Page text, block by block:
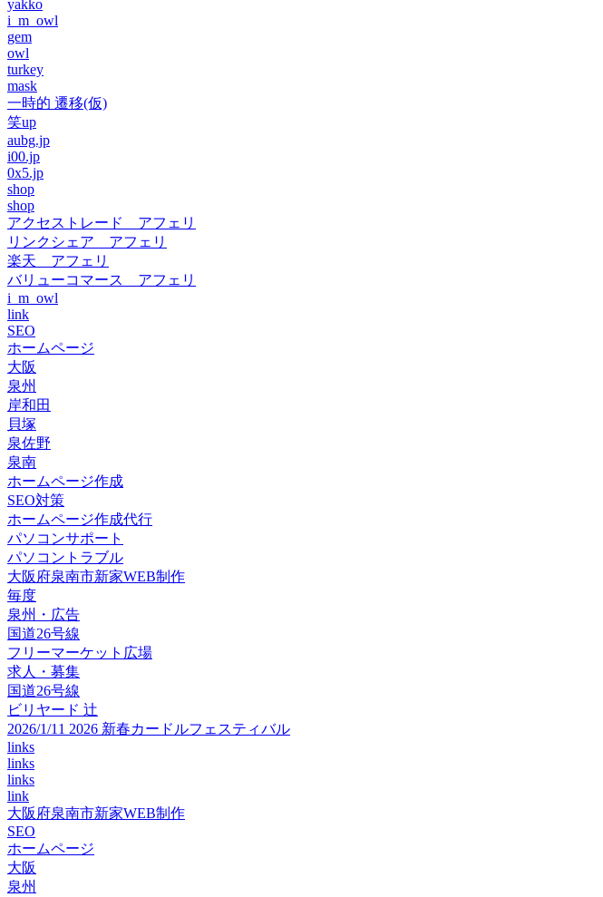
yakko
i_m_owl
gem
owl
turkey
mask
一時的 遷移(仮)
笑up
aubg.jp
i00.jp
0x5.jp
shop
shop
アクセストレード アフェリ
リンクシェア アフェリ
楽天 アフェリ
バリューコマース アフェリ
i_m_owl
link
SEO
ホームページ
大阪
泉州
岸和田
貝塚
泉佐野
泉南
ホームページ作成
SEO対策
ホームページ作成代行
パソコンサポート
パソコントラブル
大阪府泉南市新家WEB制作
毎度
泉州・広告
国道26号線
フリーマーケット広場
求人・募集
国道26号線
ビリヤード 辻
2026/1/11 2026 新春カードルフェスティバル
links
links
links
link
大阪府泉南市新家WEB制作
SEO
ホームページ
大阪
泉州